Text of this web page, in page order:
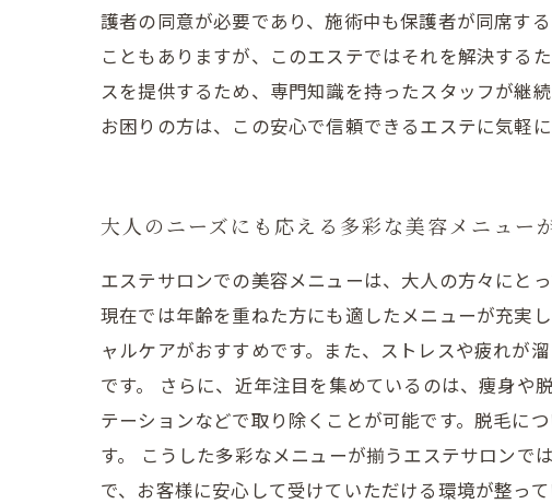
護者の同意が必要であり、施術中も保護者が同席す
こともありますが、このエステではそれを解決する
スを提供するため、専門知識を持ったスタッフが継
お困りの方は、この安心で信頼できるエステに気軽
大人のニーズにも応える多彩な美容メニュー
エステサロンでの美容メニューは、大人の方々にと
現在では年齢を重ねた方にも適したメニューが充実
ャルケアがおすすめです。また、ストレスや疲れが
です。 さらに、近年注目を集めているのは、痩身や
テーションなどで取り除くことが可能です。脱毛に
す。 こうした多彩なメニューが揃うエステサロン
で、お客様に安心して受けていただける環境が整っ